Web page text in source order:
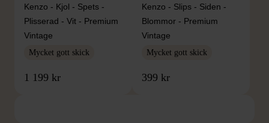
Kenzo - Kjol - Spets -
Plisserad - Vit - Premium
Vintage
Mycket gott skick
1 199 kr
Kenzo - Slips - Siden -
Blommor - Premium
Vintage
Mycket gott skick
399 kr